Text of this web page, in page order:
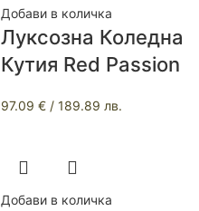
Добави в количка
Луксозна Коледна
Кутия Red Passion
97.09 € / 189.89 лв.
Добави в количка